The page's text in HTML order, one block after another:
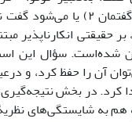
بهانه‌ای است برای گفتمان ۲)
حقیقتی انکارناپذیر
شده‌است. سؤال این
آن را حفظ کرد، و
کرد. در بخش
هم به شایستگی‌های